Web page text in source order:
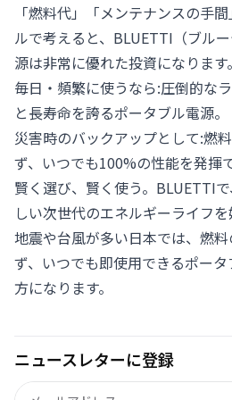
「燃料代」「メンテナンスの手
ルで考えると、BLUETTI（ブル
源は非常に優れた投資になります。
毎日・頻繁に使うなら:圧倒的な
と長寿命を誇るポータブル電源。
災害時のバックアップとして:燃
ず、いつでも100%の性能を発揮
賢く選び、賢く使う。BLUETTI
しい次世代のエネルギーライフ
地震や台風が多い日本では、燃
ず、いつでも即使用できるポー
方になります。
ニュースレターに登録